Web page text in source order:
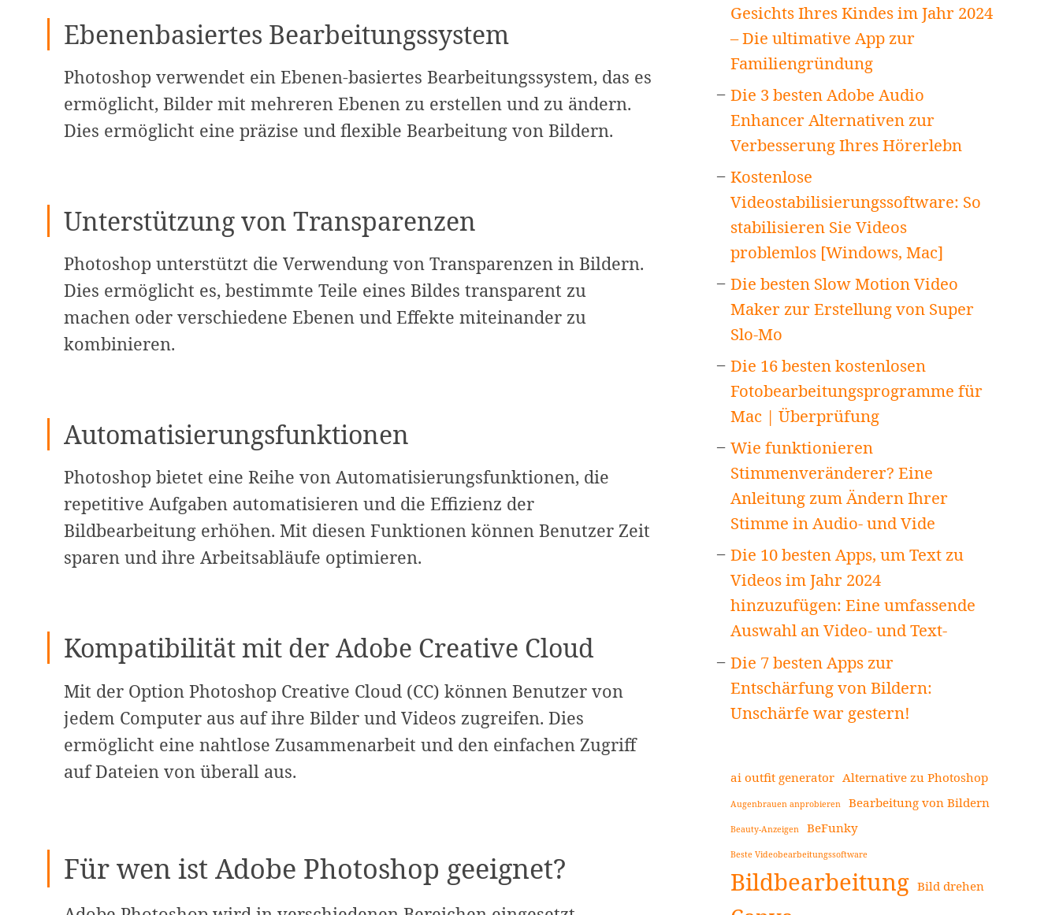
Ebenenbasiertes Bearbeitungssystem
Photoshop verwendet ein Ebenen-basiertes Bearbeitungssystem, das es
ermöglicht, Bilder mit mehreren Ebenen zu erstellen und zu ändern.
Dies ermöglicht eine präzise und flexible Bearbeitung von Bildern.
Unterstützung von Transparenzen
Photoshop unterstützt die Verwendung von Transparenzen in Bildern.
Dies ermöglicht es, bestimmte Teile eines Bildes transparent zu
machen oder verschiedene Ebenen und Effekte miteinander zu
kombinieren.
Automatisierungsfunktionen
Photoshop bietet eine Reihe von Automatisierungsfunktionen, die
repetitive Aufgaben automatisieren und die Effizienz der
Bildbearbeitung erhöhen. Mit diesen Funktionen können Benutzer Zeit
sparen und ihre Arbeitsabläufe optimieren.
Kompatibilität mit der Adobe Creative Cloud
Mit der Option Photoshop Creative Cloud (CC) können Benutzer von
jedem Computer aus auf ihre Bilder und Videos zugreifen. Dies
ermöglicht eine nahtlose Zusammenarbeit und den einfachen Zugriff
auf Dateien von überall aus.
Für wen ist Adobe Photoshop geeignet?
Gesichts Ihres Kindes im Jahr 2024
– Die ultimative App zur
Familiengründung
Die 3 besten Adobe Audio
Enhancer Alternativen zur
Verbesserung Ihres Hörerlebn
Kostenlose
Videostabilisierungssoftware: So
stabilisieren Sie Videos
problemlos [Windows, Mac]
Die besten Slow Motion Video
Maker zur Erstellung von Super
Slo-Mo
Die 16 besten kostenlosen
Fotobearbeitungsprogramme für
Mac | Überprüfung
Wie funktionieren
Stimmenveränderer? Eine
Anleitung zum Ändern Ihrer
Stimme in Audio- und Vide
Die 10 besten Apps, um Text zu
Videos im Jahr 2024
hinzuzufügen: Eine umfassende
Auswahl an Video- und Text-
Die 7 besten Apps zur
Entschärfung von Bildern:
Unschärfe war gestern!
ai outfit generator Alternative zu Photoshop
Augenbrauen anprobieren Bearbeitung von Bildern
Beauty-Anzeigen BeFunky
Beste Videobearbeitungssoftware
Bildbearbeitung Bild drehen